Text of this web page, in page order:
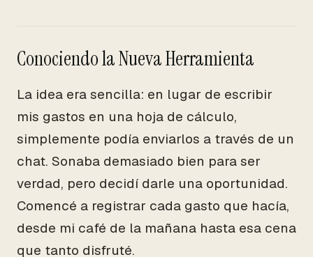
Conociendo la Nueva Herramienta
La idea era sencilla: en lugar de escribir
mis gastos en una hoja de cálculo,
simplemente podía enviarlos a través de un
chat. Sonaba demasiado bien para ser
verdad, pero decidí darle una oportunidad.
Comencé a registrar cada gasto que hacía,
desde mi café de la mañana hasta esa cena
que tanto disfruté.